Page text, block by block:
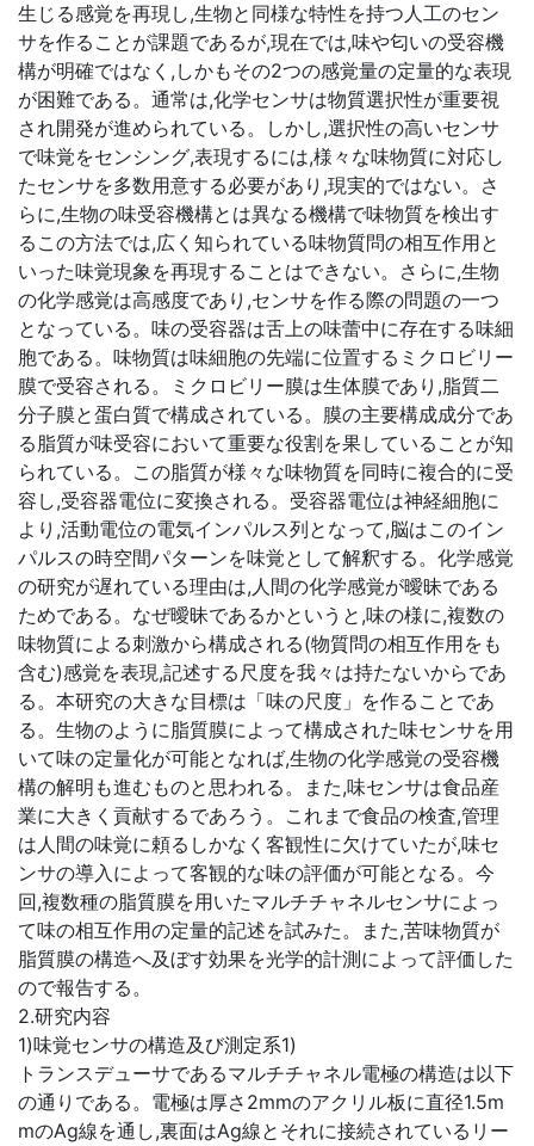
生じる感覚を再現し,生物と同様な特性を持つ人工のセン
サを作ることが課題であるが,現在では,味や匂いの受容機
構が明確ではなく,しかもその2つの感覚量の定量的な表現
が困難である。通常は,化学センサは物質選択性が重要視
され開発が進められている。しかし,選択性の高いセンサ
で味覚をセンシング,表現するには,様々な味物質に対応し
たセンサを多数用意する必要があり,現実的ではない。さ
らに,生物の味受容機構とは異なる機構で味物質を検出す
るこの方法では,広く知られている味物質問の相互作用と
いった味覚現象を再現することはできない。さらに,生物
の化学感覚は高感度であり,センサを作る際の問題の一つ
となっている。味の受容器は舌上の味蕾中に存在する味細
胞である。味物質は味細胞の先端に位置するミクロビリー
膜で受容される。ミクロビリー膜は生体膜であり,脂質二
分子膜と蛋白質で構成されている。膜の主要構成成分であ
る脂質が味受容において重要な役割を果していることが知
られている。この脂質が様々な味物質を同時に複合的に受
容し,受容器電位に変換される。受容器電位は神経細胞に
より,活動電位の電気インパルス列となって,脳はこのイン
パルスの時空間パターンを味覚として解釈する。化学感覚
の研究が遅れている理由は,人間の化学感覚が曖昧である
ためである。なぜ曖昧であるかというと,味の様に,複数の
味物質による刺激から構成される(物質問の相互作用をも
含む)感覚を表現,記述する尺度を我々は持たないからであ
る。本研究の大きな目標は「味の尺度」を作ることであ
る。生物のように脂質膜によって構成された味センサを用
いて味の定量化が可能となれば,生物の化学感覚の受容機
構の解明も進むものと思われる。また,味センサは食品産
業に大きく貢献するであろう。これまで食品の検査,管理
は人間の味覚に頼るしかなく客観性に欠けていたが,味セ
ンサの導入によって客観的な味の評価が可能となる。今
回,複数種の脂質膜を用いたマルチチャネルセンサによっ
て味の相互作用の定量的記述を試みた。また,苦味物質が
脂質膜の構造へ及ぼす効果を光学的計測によって評価した
ので報告する。
2.研究内容
1)味覚センサの構造及び測定系1)
トランスデューサであるマルチチャネル電極の構造は以下
の通りである。電極は厚さ2mmのアクリル板に直径1.5m
mのAg線を通し,裏面はAg線とそれに接続されているリー